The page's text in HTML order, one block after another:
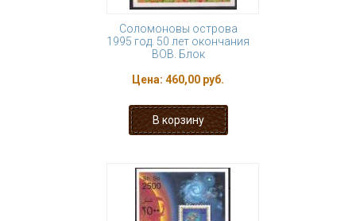
Соломоновы острова
1995 год. 50 лет окончания
ВОВ. Блок
Цена: 460,00 руб.